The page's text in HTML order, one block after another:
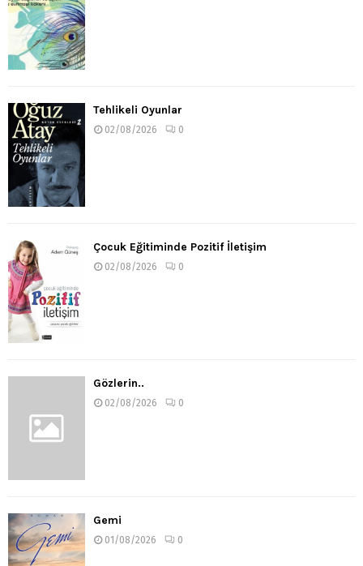
Tehlikeli Oyunlar
02/08/2026 0
Çocuk Eğitiminde Pozitif İletişim
02/08/2026 0
Gözlerin..
02/08/2026 0
Gemi
01/08/2026 0